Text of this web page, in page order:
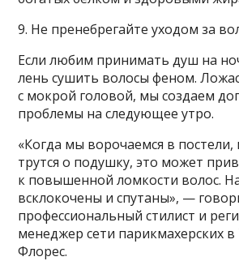
9. Не пренебрегайте уходом за
Если любим принимать душ на
лень сушить волосы феном.
с мокрой головой, мы создаем
проблемы на следующее утро.
«Когда мы ворочаемся в
трутся о подушку, это может
к повышенной ломкости волос.
всклокочены и спутаны», —
профессиональный стилист и
менеджер сети парикмахерских в
Флорес.